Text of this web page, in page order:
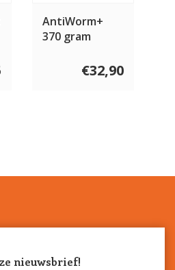
AntiWorm+
370 gram
€32,90
nieuwsbrief!